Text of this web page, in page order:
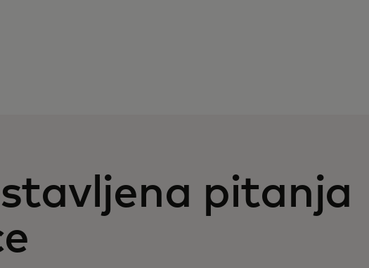
pitanja